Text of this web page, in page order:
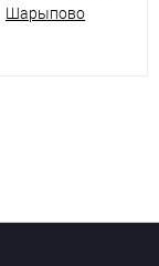
Шарыпово